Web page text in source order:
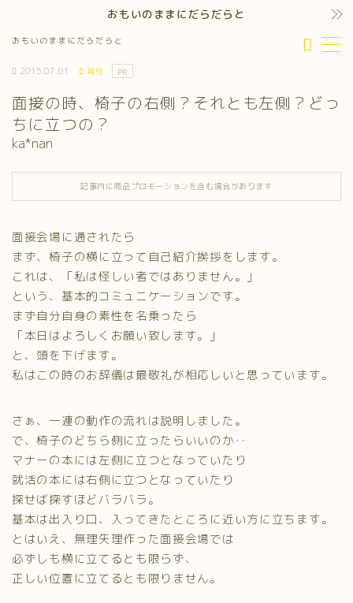
おもいのままにだらだらと
おもいのままにだらだらと
2015.07.01 育児 PR
面接の時、椅子の右側？それとも左側？どっ
ちに立つの？
ka*nan
記事内に商品プロモーションを含む場合があります
面接会場に通されたら
まず、椅子の横に立って自己紹介挨拶をします。
これは、「私は怪しい者ではありません。」
という、基本的コミュニケーションです。
まず自分自身の素性を名乗ったら
「本日はよろしくお願い致します。」
と、頭を下げます。
私はこの時のお辞儀は最敬礼が相応しいと思っています。
さぁ、一連の動作の流れは説明しました。
で、椅子のどちら側に立ったらいいのか‥
マナーの本には左側に立つとなっていたり
就活の本には右側に立つとなっていたり
探せば探すほどバラバラ。
基本は出入り口、入ってきたところに近い方に立ちます。
とはいえ、無理矢理作った面接会場では
必ずしも横に立てるとも限らず、
正しい位置に立てるとも限りません。